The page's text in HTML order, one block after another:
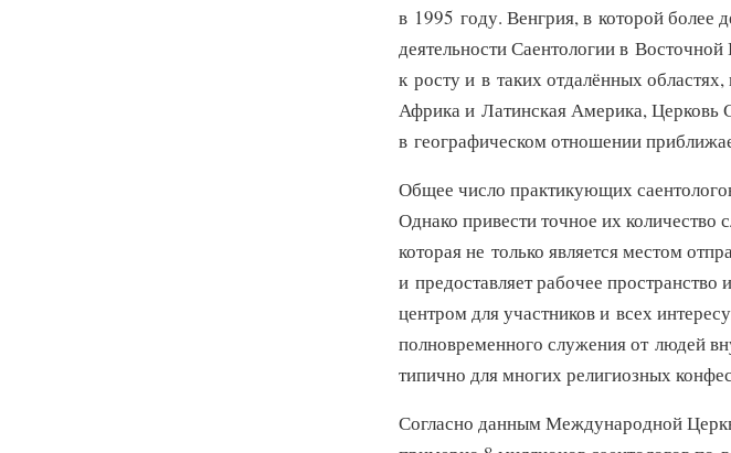
в 1995 году. Венгрия, в которой более
деятельности Саентологии в
к росту и в таких отдалённых
Африка и Латинская Америка, Церковь
в географическом отношении
Общее число практикующих
Однако привести точное их количество
которая не только является местом
и предоставляет рабочее
центром для участников и всех
полновременного служения от людей
типично для многих религиозных
Согласно данным Международной